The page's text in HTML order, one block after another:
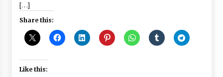
[…]
Share this:
Like this: